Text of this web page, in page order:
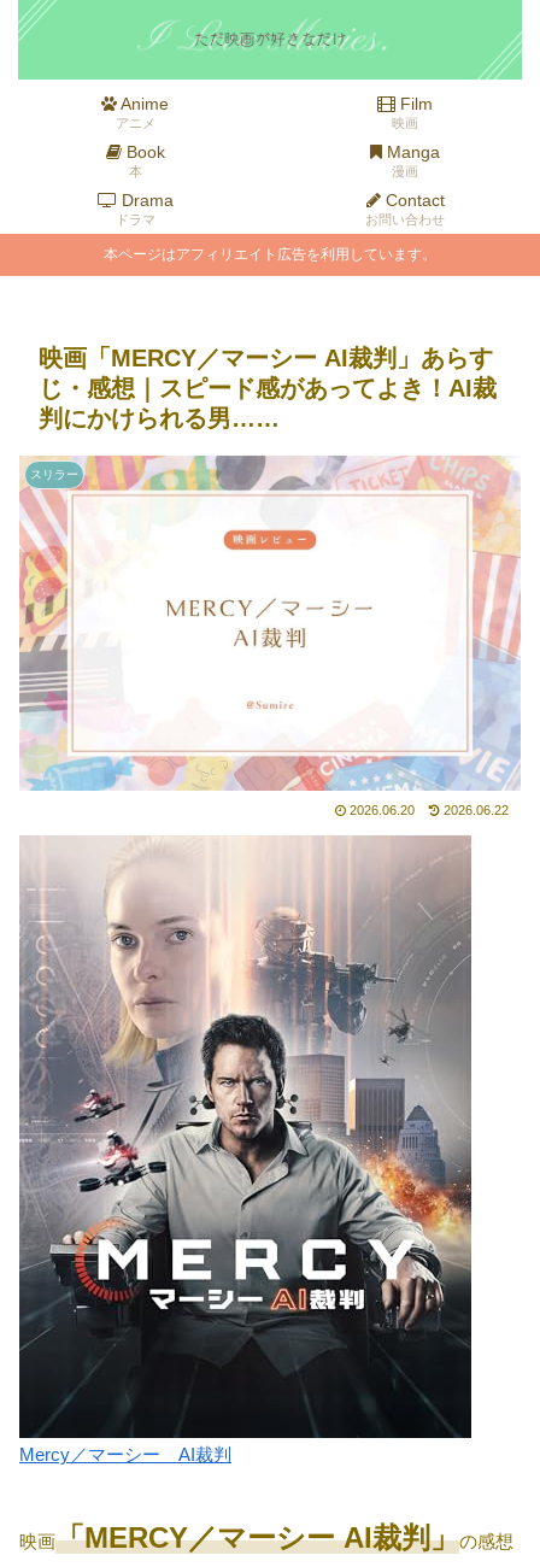
Anime
アニメ
Film
映画
Book
本
Manga
漫画
Drama
ドラマ
Contact
お問い合わせ
本ページはアフィリエイト広告を利用しています。
映画「MERCY／マーシー AI裁判」あらす
じ・感想｜スピード感があってよき！AI裁
判にかけられる男……
スリラー
2026.06.20 2026.06.22
Mercy／マーシー AI裁判
映画「MERCY／マーシー AI裁判」の感想